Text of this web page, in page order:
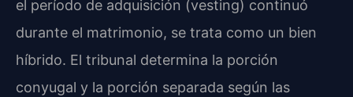
el período de adquisición (vesting) continuó
durante el matrimonio, se trata como un bien
híbrido. El tribunal determina la porción
conyugal y la porción separada según las